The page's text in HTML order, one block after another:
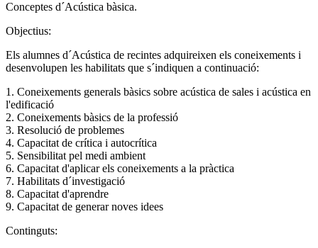
Conceptes d´Acústica bàsica.
Objectius:
Els alumnes d´Acústica de recintes adquireixen els coneixements i
desenvolupen les habilitats que s´indiquen a continuació:
1. Coneixements generals bàsics sobre acústica de sales i acústica en
l'edificació
2. Coneixements bàsics de la professió
3. Resolució de problemes
4. Capacitat de crítica i autocrítica
5. Sensibilitat pel medi ambient
6. Capacitat d'aplicar els coneixements a la pràctica
7. Habilitats d´investigació
8. Capacitat d'aprendre
9. Capacitat de generar noves idees
Continguts: